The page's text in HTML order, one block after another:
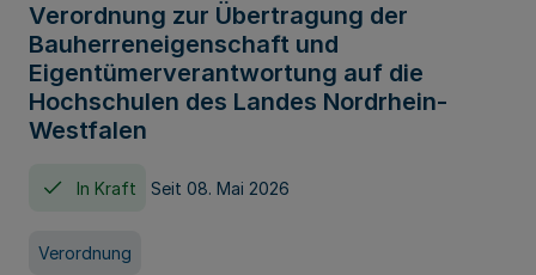
Verordnung zur Übertragung der
Bauherreneigenschaft und
Eigentümerverantwortung auf die
Hochschulen des Landes Nordrhein-
Westfalen
In Kraft Seit 08. Mai 2026
Verordnung